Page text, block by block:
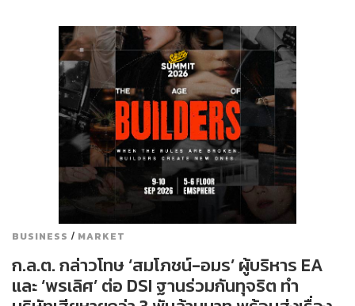
BUSINESS / MARKET
ก.ล.ต. กล่าวโทษ ‘สมโภชน์-อมร’ ผู้บริหาร EA
และ ‘พรเลิศ’ ต่อ DSI ฐานร่วมกันทุจริต ทำ